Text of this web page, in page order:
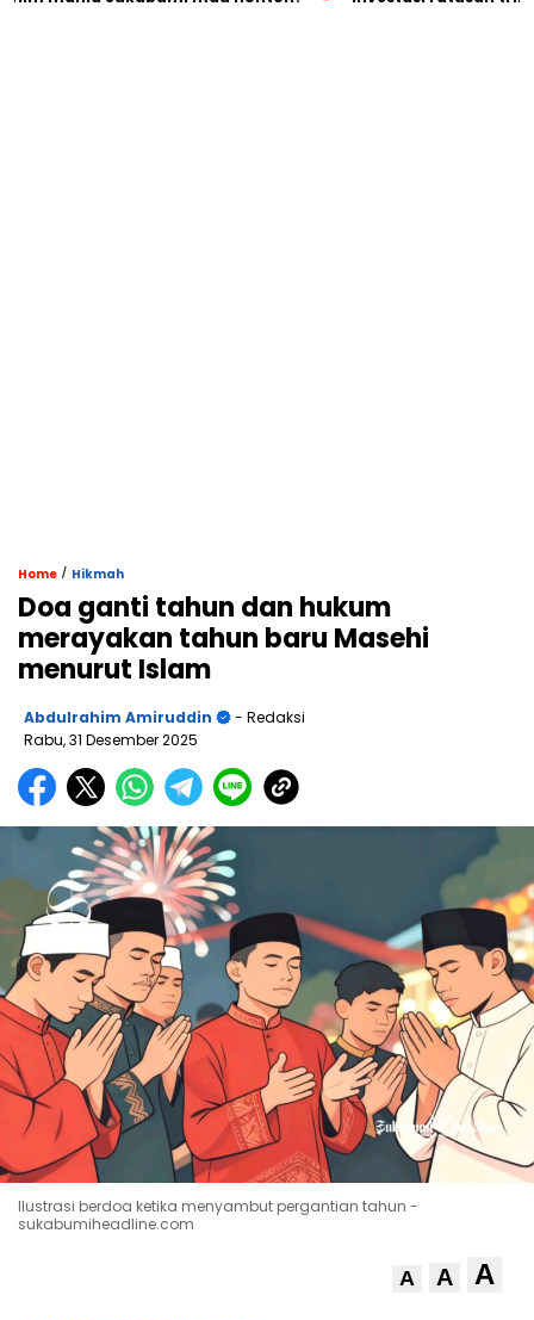
Home / Hikmah
Doa ganti tahun dan hukum
merayakan tahun baru Masehi
menurut Islam
Abdulrahim Amiruddin
- Redaksi
Rabu, 31 Desember 2025
Ilustrasi berdoa ketika menyambut pergantian tahun -
sukabumiheadline.com
A A A